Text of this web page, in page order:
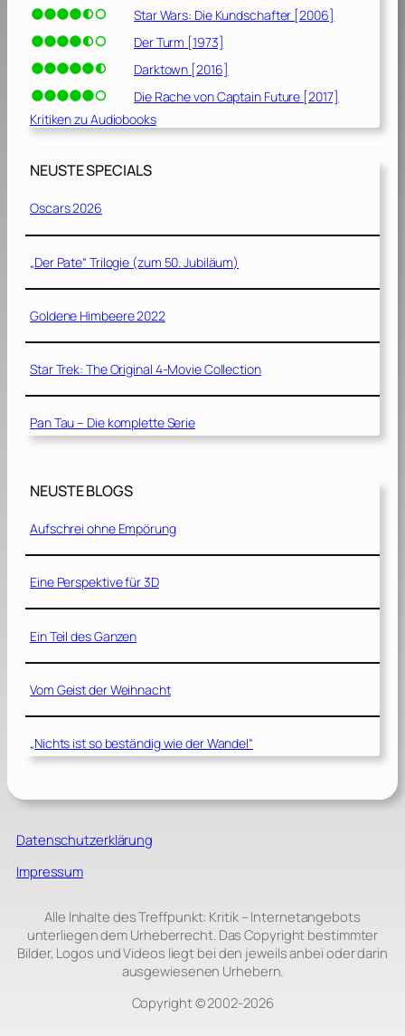
Star Wars: Die Kundschafter [2006]
Der Turm [1973]
Darktown [2016]
Die Rache von Captain Future [2017]
Kritiken zu Audiobooks
NEUSTE SPECIALS
Oscars 2026
„Der Pate“ Trilogie (zum 50. Jubiläum)
Goldene Himbeere 2022
Star Trek: The Original 4-Movie Collection
Pan Tau – Die komplette Serie
NEUSTE BLOGS
Aufschrei ohne Empörung
Eine Perspektive für 3D
Ein Teil des Ganzen
Vom Geist der Weihnacht
„Nichts ist so beständig wie der Wandel“
Datenschutzerklärung
Impressum
Alle Inhalte des Treffpunkt: Kritik – Internetangebots
unterliegen dem Urheberrecht. Das Copyright bestimmter
Bilder, Logos und Videos liegt bei den jeweils anbei oder darin
ausgewiesenen Urhebern.
Copyright © 2002‑2026